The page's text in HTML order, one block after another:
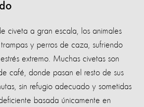
civeta a gran escala, los animales
y perros de caza, sufriendo
extremo. Muchas civetas son
café, donde pasan el resto de sus
sin refugio adecuado y sometidas
basada únicamente en